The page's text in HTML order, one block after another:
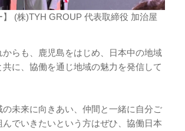
】 (株)TYH GROUP 代表取締役 加治屋
らも、鹿児島をはじめ、日本中の地域
に、協働を通じ地域の魅力を発信して
の未来に向きあい、仲間と一緒に自分ご
んでいきたいという方はぜひ、協働日本